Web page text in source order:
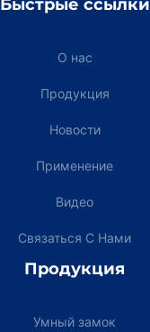
Быстрые ссылки
О нас
Продукция
Новости
Применение
Видео
Связаться С Нами
Продукция
Умный замок